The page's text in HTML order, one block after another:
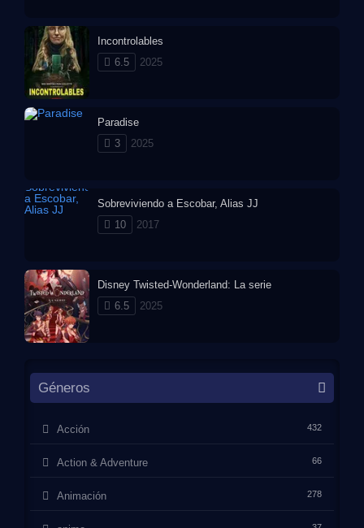
Incontrolables
6.5
2025
Paradise
3
2025
Sobreviviendo a Escobar, Alias JJ
10
2017
Disney Twisted-Wonderland: La serie
6.5
2025
Géneros
Acción 432
Action & Adventure 66
Animación 278